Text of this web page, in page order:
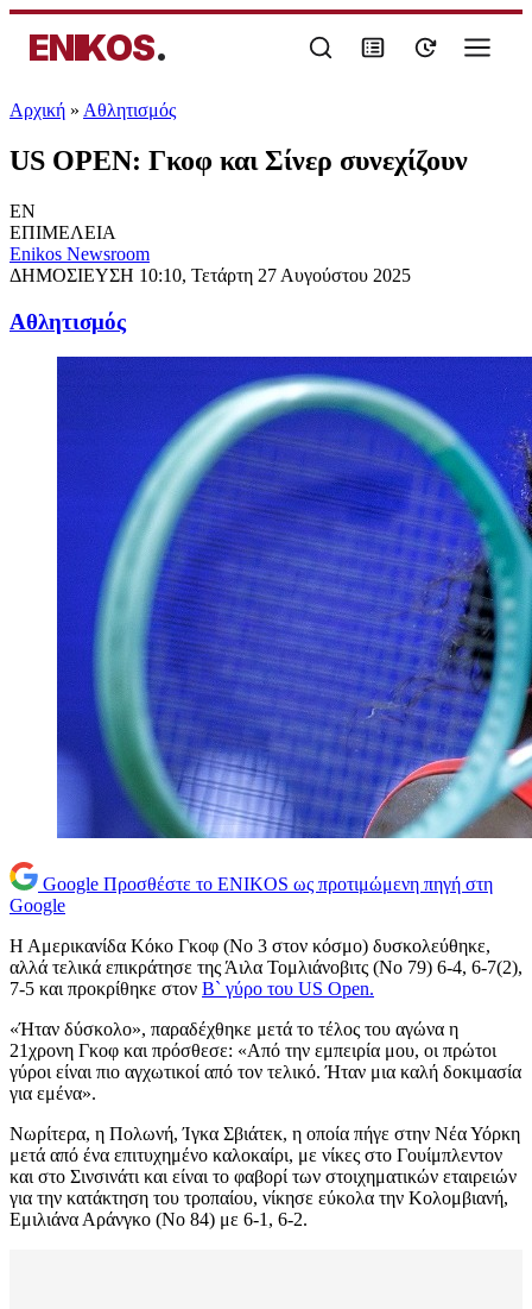
ENIKOS.
Αρχική » Αθλητισμός
US OPEN: Γκοφ και Σίνερ συνεχίζουν
EN
ΕΠΙΜΕΛΕΙΑ
Enikos Newsroom
ΔΗΜΟΣΙΕΥΣΗ 10:10, Τετάρτη 27 Αυγούστου 2025
Αθλητισμός
Google Προσθέστε το ENIKOS ως προτιμώμενη πηγή στη
Google
Η Αμερικανίδα Κόκο Γκoφ (No 3 στον κόσμο) δυσκολεύθηκε,
αλλά τελικά επικράτησε της Άιλα Τομλιάνοβιτς (Νο 79) 6-4, 6-7(2),
7-5 και προκρίθηκε στον Β` γύρο του US Open.
«Ήταν δύσκολο», παραδέχθηκε μετά το τέλος του αγώνα η
21χρονη Γκοφ και πρόσθεσε: «Από την εμπειρία μου, οι πρώτοι
γύροι είναι πιο αγχωτικοί από τον τελικό. Ήταν μια καλή δοκιμασία
για εμένα».
Νωρίτερα, η Πολωνή, Ίγκα Σβιάτεκ, η οποία πήγε στην Νέα Υόρκη
μετά από ένα επιτυχημένο καλοκαίρι, με νίκες στο Γουίμπλεντον
και στο Σινσινάτι και είναι το φαβορί των στοιχηματικών εταιρειών
για την κατάκτηση του τροπαίου, νίκησε εύκολα την Κολομβιανή,
Εμιλιάνα Αράνγκο (Νο 84) με 6-1, 6-2.